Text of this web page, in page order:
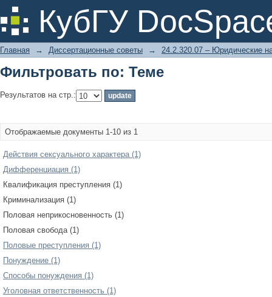
КубГУ
Фильтровать по: Теме
Главная → Диссертационные советы → 24.2.320.07 – Юридические
Фильтровать по: Теме
Результатов на стр.:
Отображаемые документы 1-10 из 1
Действия сексуального характера (1)
Дифференциация (1)
Квалификация преступления (1)
Криминализация (1)
Половая неприкосновенность (1)
Половая свобода (1)
Половые преступления (1)
Понуждение (1)
Способы понуждения (1)
Уголовная ответственность (1)